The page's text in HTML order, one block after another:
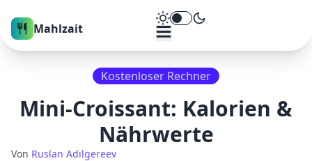
Mahlzait Theme umschalten
Kostenloser Rechner
Mini-Croissant: Kalorien &
Nährwerte
Von Ruslan Adilgereev